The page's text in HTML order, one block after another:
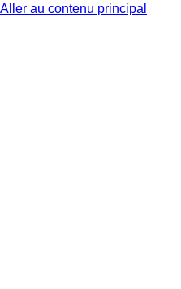
Aller au contenu principal